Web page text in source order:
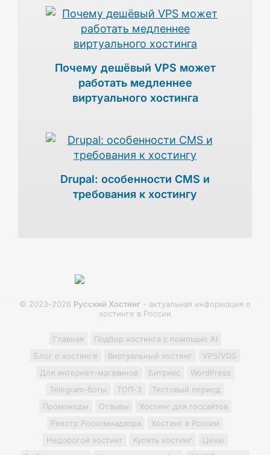
Почему дешёвый VPS может
работать медленнее
виртуального хостинга
Drupal: особенности CMS и
требования к хостингу
© 2023-2026 Русский Хостинг - актуальная информация о
хостинге в России
Главная
Подбор хостинга с помощью AI
Блог о хостинге
Виртуальный хостинг
VPS/VDS
Для интернет-магазинов
Битрикс
WordPress
Telegram-боты
ТОП-3
Тестовый период
Промокоды
Отзывы
Хостинг для госсайтов
Реестр Роскомнадзора
Хостинг в России
Недорогой хостинг
Купить хостинг
Цены